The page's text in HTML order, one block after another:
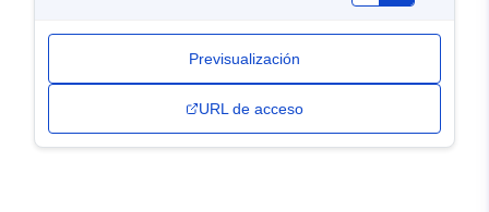
Previsualización
URL de acceso